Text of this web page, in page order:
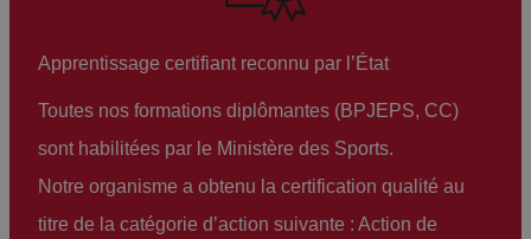
Apprentissage certifiant reconnu par l’État
Toutes nos formations diplômantes (BPJEPS, CC)
sont habilitées par le Ministère des Sports.
Notre organisme a obtenu la certification qualité au
titre de la catégorie d’action suivante : Action de